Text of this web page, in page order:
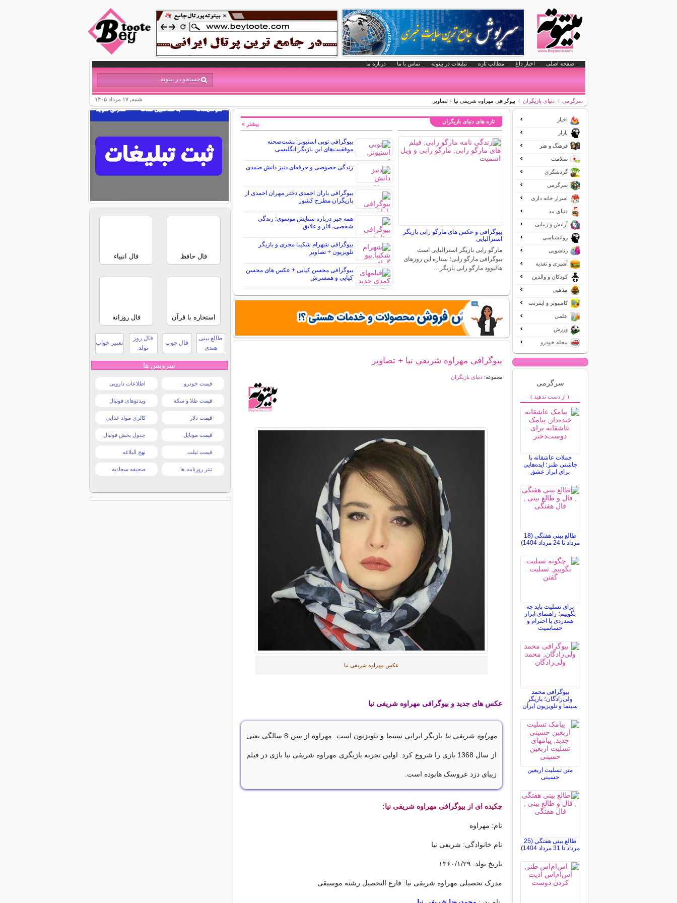
صفحه اصلی اخبار داغ مطالب تازه تبلیغات در بیتوته تماس با ما درباره ما
شنبه, ۱۷ مرداد ۱۴۰۵ سرگرمی دنیای بازیگران بیوگرافی مهراوه شریفی نیا + تصاویر
تازه های دنیای بازیگران
بیوگرافی و عکس های مارگو رابی بازیگر
استرالیایی
مارگو رابی بازیگر استرالیایی است
بیوگرافی مارگو رابی؛ ستاره این روزهای
هالیوود مارگو رابی بازیگر…
بیوگرافی توبی استیونز: پشت‌صحنه
موفقیت‌های این بازیگر انگلیسی
زندگی خصوصی و حرفه‌ای دنیز دانش صمدی
بیوگرافی باران احمدی دختر مهران احمدی از
بازیگران مطرح کشور
همه چیز درباره ستایش موسوی: زندگی
شخصی، آثار و علایق
بیوگرافی شهرام شکیبا مجری و بازیگر
تلویزیون + تصاویر
بیوگرافی محسن کیایی + عکس های محسن
کیایی و همسرش
بیشتر »
بیوگرافی مهراوه شریفی نیا + تصاویر
مجموعه:دنیای بازیگران
عکس مهراوه شریفی‌ نیا
عکس های جدید و بیوگرافی مهراوه شریفی نیا
مهراوه شریفی‌ نیا بازیگر ایرانی سینما و تلویزیون است. مهراوه از سن 8 سالگی یعنی
از سال 1368 بازی را شروع کرد. اولین تجربه بازیگری مهراوه شریفی نیا بازی در فیلم
زیبای دزد عروسک هابوده است.
چکیده ای از بیوگرافی مهراوه شریفی نیا:
نام: مهراوه
نام خانوادگی: شریفی نیا
تاریخ تولد: ١٣۶٠/١/٢٩
مدرک تحصیلی مهراوه شریفی نیا: فارغ التحصیل رشته موسیقی
اخبار
بازار
فرهنگ و هنر
سلامت
گردشگری
سرگرمی
اسرار خانه داری
دنیای مد
آرایش و زیبایی
روانشناسی
زناشویی
آشپزی و تغذیه
کودکان و والدین
مذهبی
کامپیوتر و اینترنت
علمی
ورزش
مجله خودرو
سرگرمی
( از دست ندهید )
جملات عاشقانه با
چاشنی طنز؛ ایده‌هایی
برای ابراز عشق
طالع بینی هفتگی (18
مرداد تا 24 مرداد 1404)
برای تسلیت باید چه
بگوییم؛ راهنمای ابراز
همدردی با احترام و
حساسیت
بیوگرافی محمد
ولی‌زادگان؛ بازیگر
سینما و تلویزیون ایران
متن تسلیت اربعین
حسینی
طالع بینی هفتگی (25
مرداد تا 31 مرداد 1404)
فال حافظ فال انبیاء
استخاره با قرآن فال روزانه
طالع بینی
هندی
فال چوب
فال روز
تولد
تعبیر خواب
سرویس ها
قیمت خودرو اطلاعات دارویی
قیمت طلا و سکه ویدئوهای فوتبال
قیمت دلار کالری مواد غذایی
قیمت موبایل جدول پخش فوتبال
قیمت تبلت نهج البلاغه
تیتر روزنامه ها صحیفه سجادیه